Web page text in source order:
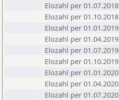
Elozahl per 01.07.2018
Elozahl per 01.10.2018
Elozahl per 01.01.2019
Elozahl per 01.04.2019
Elozahl per 01.07.2019
Elozahl per 01.10.2019
Elozahl per 01.01.2020
Elozahl per 01.04.2020
Elozahl per 01.07.2020